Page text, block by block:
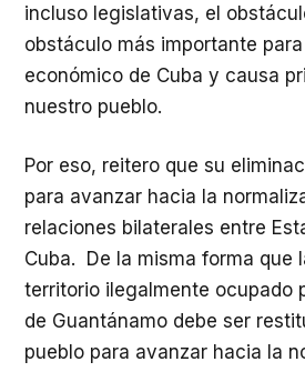
incluso legislativas, el
obstáculo más importante
económico de Cuba y causa
nuestro pueblo.
Por eso, reitero que su
para avanzar hacia la
relaciones bilaterales entre
Cuba. De la misma forma que
territorio ilegalmente ocupado
de Guantánamo debe ser
pueblo para avanzar hacia la